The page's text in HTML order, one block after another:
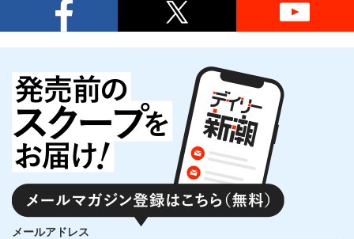
メールアドレス